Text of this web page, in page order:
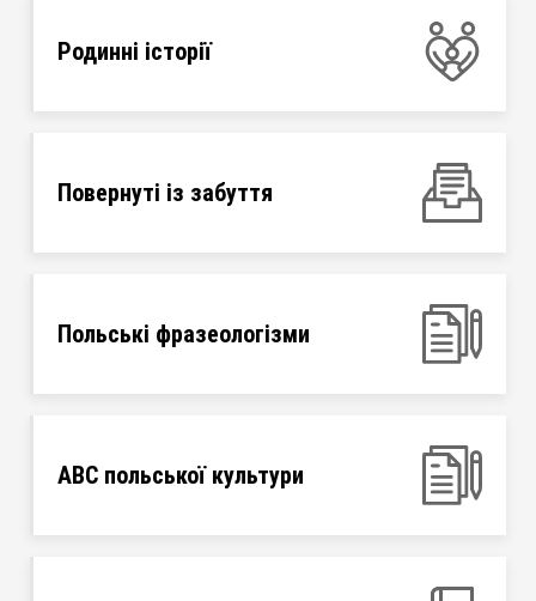
Родинні історії
Повернуті із забуття
Польські фразеологізми
ABC польської культури